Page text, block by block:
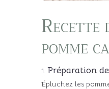
Recette
pomme
Préparation
Épluchez les